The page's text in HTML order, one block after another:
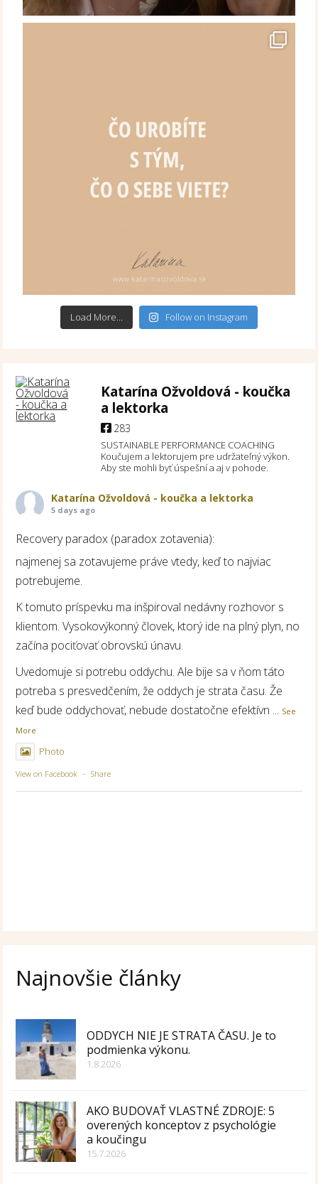
Load More... Follow on Instagram
Katarína Ožvoldová - koučka
a lektorka
283
SUSTAINABLE PERFORMANCE COACHING
Koučujem a lektorujem pre udržateľný výkon.
Aby ste mohli byť úspešní a aj v pohode.
Katarína Ožvoldová - koučka a lektorka
5 days ago
Recovery paradox (paradox zotavenia):
najmenej sa zotavujeme práve vtedy, keď to najviac
potrebujeme.
K tomuto príspevku ma inšpiroval nedávny rozhovor s
klientom. Vysokovýkonný človek, ktorý ide na plný plyn, no
začína pociťovať obrovskú únavu.
Uvedomuje si potrebu oddychu. Ale bije sa v ňom táto
potreba s presvedčením, že oddych je strata času. Že
keď bude oddychovať, nebude dostatočne efektívn ... See
More
Photo
View on Facebook · Share
Najnovšie články
ODDYCH NIE JE STRATA ČASU. Je to
podmienka výkonu.
1.8.2026
AKO BUDOVAŤ VLASTNÉ ZDROJE: 5
overených konceptov z psychológie
a koučingu
15.7.2026